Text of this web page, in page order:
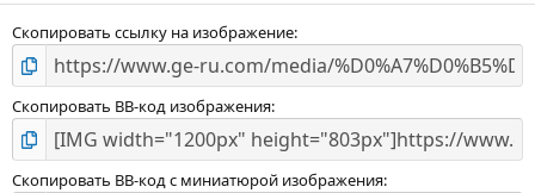
Скопировать ссылку на изображение
Скопировать BB-код изображения
Скопировать BB-код с миниатюрой изображения